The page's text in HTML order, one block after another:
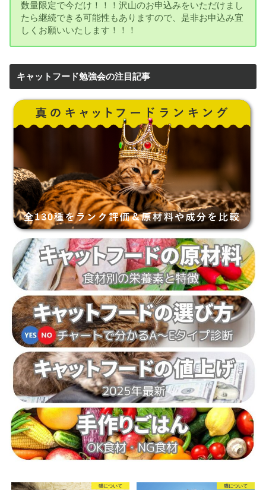
数量限定で今だけ！！！沢山のお申込みをいただけまし
たら継続できる可能性もありますので、是非お申込み宜
しくお願いいたします！！！
キャットフード勉強会の注目記事
猫について 猫について